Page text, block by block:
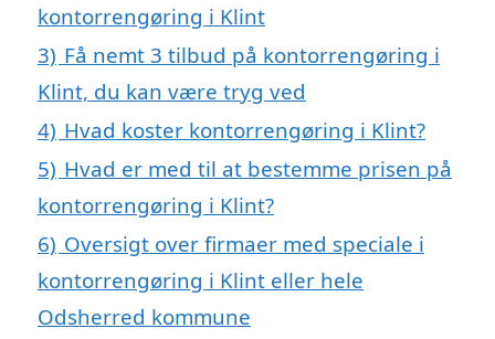
kontorrengøring i Klint
3) Få nemt 3 tilbud på kontorrengøring i
Klint, du kan være tryg ved
4) Hvad koster kontorrengøring i Klint?
5) Hvad er med til at bestemme prisen på
kontorrengøring i Klint?
6) Oversigt over firmaer med speciale i
kontorrengøring i Klint eller hele
Odsherred kommune